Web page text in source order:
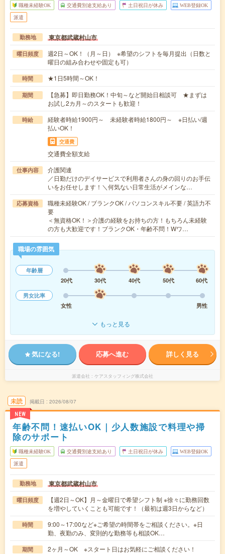
職種未経験OK 交通費別途支給あり 土日祝日が休み WEB登録OK
派遣
勤務地 東京都武蔵村山市
曜日頻度
週2日～OK！（月～日） ※希望のシフトを毎月提出（日数と
曜日の組み合わせや固定も可）
時間 ★1日5時間～OK！
期間
【急募】即日勤務OK！中旬～など開始日相談可 ★まずは
お試し2カ月～のスタートも歓迎！
時給
経験者時給1900円～ 未経験者時給1800円～ ※日払い/週
払いOK！
交通費
交通費全額支給
仕事内容
介護関連
／日勤だけのデイサービスで利用者さんの身の回りのお手伝
いをお任せします！＼何気ない日常生活がメインな…
応募資格
職種未経験OK / ブランクOK / パソコンスキル不要 / 英語力不
要
＜無資格OK！＞介護の経験をお持ちの方！もちろん未経験
の方も大歓迎です！ブランクOK・年齢不問！Wワ…
職場の雰囲気
年齢層
20代
30代 40代 50代
60代
男女比率
女性
男性
もっと見る
気になる! 応募へ進む 詳しく見る
派遣会社 ケアスタッフィング株式会社
未読
NEW
掲載日 2026/08/07
年齢不問！速払いOK｜少人数施設で料理や掃
除のサポート
職種未経験OK 交通費別途支給あり 土日祝日が休み WEB登録OK
派遣
勤務地 東京都武蔵村山市
曜日頻度
【週2日～OK】月～金曜日で希望シフト制 ※徐々に勤務回数
を増やしていくことも可能です！（最初は週3日からなど）
時間
9:00～17:00など※ご希望の時間帯をご相談ください。※日
勤、夜勤のみ、変則的な勤務等も相談OK…
期間 2ヶ月～OK ※スタート日はお気軽にご相談ください！